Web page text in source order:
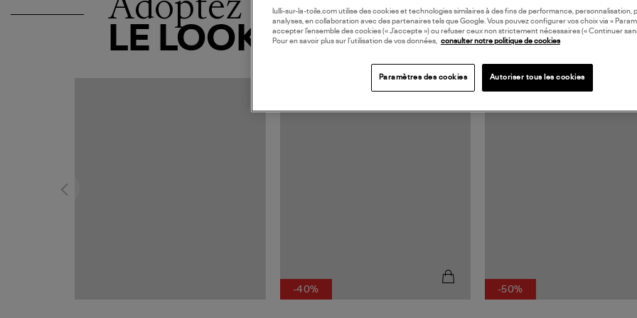
LE LOOK
-40%
MADE IN EUROPE
-50%
lulli-sur-la-toile.com utilise des cookies et technologies similaires à des fins de performance, personnalisation,
analyses, en collaboration avec des partenaires tels que Google. Vous pouvez configurer vos choix via «
accepter l’ensemble des cookies (« J’accepte ») ou refuser ceux non strictement nécessaires (« Continuer
Pour en savoir plus sur l’utilisation de vos données, consulter notre politique de cookies
Paramètres des cookies Autoriser tous les cookies